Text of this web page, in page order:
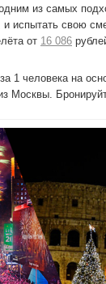
из самых
испытать свою
от 16 086
1 человека на
Москвы.